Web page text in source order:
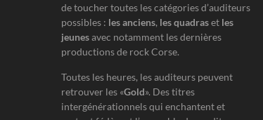
de toucher toutes les catégories d’auditeurs
possibles : les anciens, les quadraset les
jeunesavec notamment les dernières
productions de rock Corse.
Toutes les heures, les auditeurs peuvent
retrouver les «Gold». Des titres
intergénérationnels qui enchantent et